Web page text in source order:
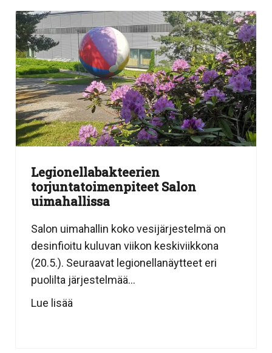
Legionellabakteerien
torjuntatoimenpiteet Salon
uimahallissa
Salon uimahallin koko vesijärjestelmä on
desinfioitu kuluvan viikon keskiviikkona
(20.5.). Seuraavat legionellanäytteet eri
puolilta järjestelmää...
Lue lisää